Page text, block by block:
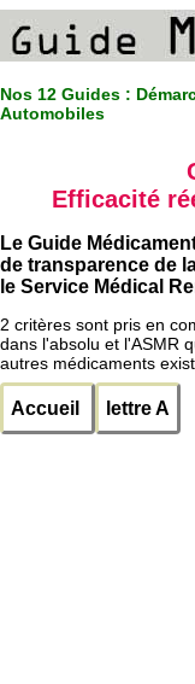
Nos 12 Guides :
Automobiles
Efficacité
Le Guide
de transparence de
le Service Médical
2 critères sont pris en
dans l'absolu et l'ASMR
autres médicaments
Accueil lettre A